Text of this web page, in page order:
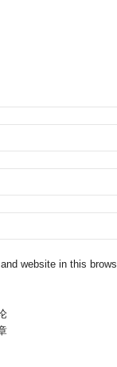
website in this